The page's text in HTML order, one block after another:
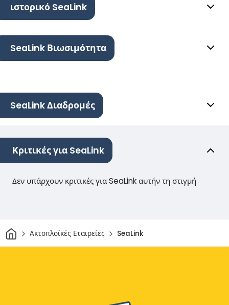
ιστορικό SeaLink
SeaLink Βιωσιμότητα
SeaLink Διαδρομές
Κριτικές για SeaLink
Δεν υπάρχουν κριτικές για SeaLink αυτήν τη στιγμή
ΣπίτιΑκτοπλοϊκές Εταιρείες SeaLink